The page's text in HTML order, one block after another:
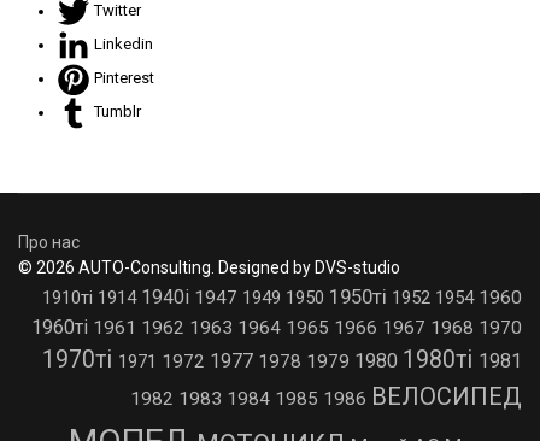
Twitter
Linkedin
Pinterest
Tumblr
Про нас
© 2026 AUTO-Consulting. Designed by DVS-studio
1910ті 1914 1940і 1947 1949 1950 1950ті 1952 1954 1960
1960ті 1961 1962 1963 1964 1965 1966 1967 1968 1970
1970ті 1971 1972 1977 1978 1979 1980 1980ті 1981
1982 1983 1984 1985 1986 ВЕЛОСИПЕД